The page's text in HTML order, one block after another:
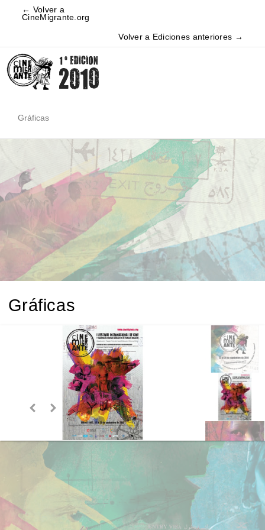
← Volver a
CineMigrante.org
Volver a Ediciones anteriores →
Gráficas
Gráficas